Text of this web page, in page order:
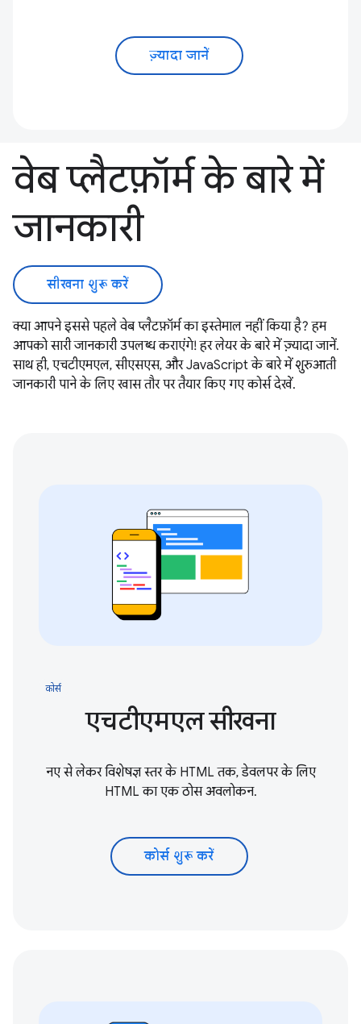
ज़्यादा जानें
वेब प्लैटफ़ॉर्म के बारे में
जानकारी
सीखना शुरू करें
क्या आपने इससे पहले वेब प्लैटफ़ॉर्म का इस्तेमाल नहीं किया है? हम
आपको सारी जानकारी उपलब्ध कराएंगे! हर लेयर के बारे में ज़्यादा जानें.
साथ ही, एचटीएमएल, सीएसएस, और JavaScript के बारे में शुरुआती
जानकारी पाने के लिए खास तौर पर तैयार किए गए कोर्स देखें.
कोर्स
एचटीएमएल सीखना
नए से लेकर विशेषज्ञ स्तर के HTML तक, डेवलपर के लिए
HTML का एक ठोस अवलोकन.
कोर्स शुरू करें